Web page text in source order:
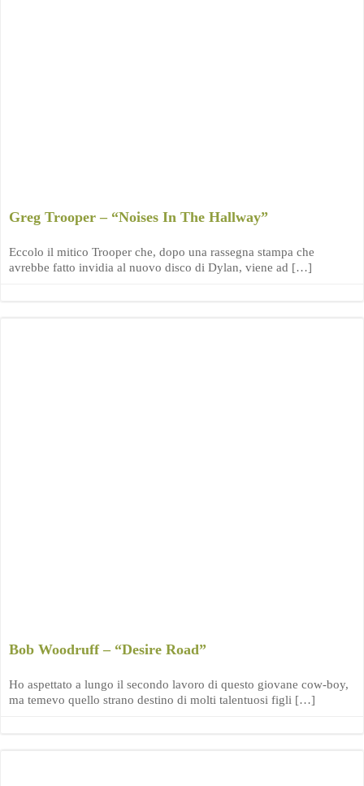
Greg Trooper – “Noises In The Hallway”
Eccolo il mitico Trooper che, dopo una rassegna stampa che
avrebbe fatto invidia al nuovo disco di Dylan, viene ad […]
Bob Woodruff – “Desire Road”
Ho aspettato a lungo il secondo lavoro di questo giovane cow-boy,
ma temevo quello strano destino di molti talentuosi figli […]